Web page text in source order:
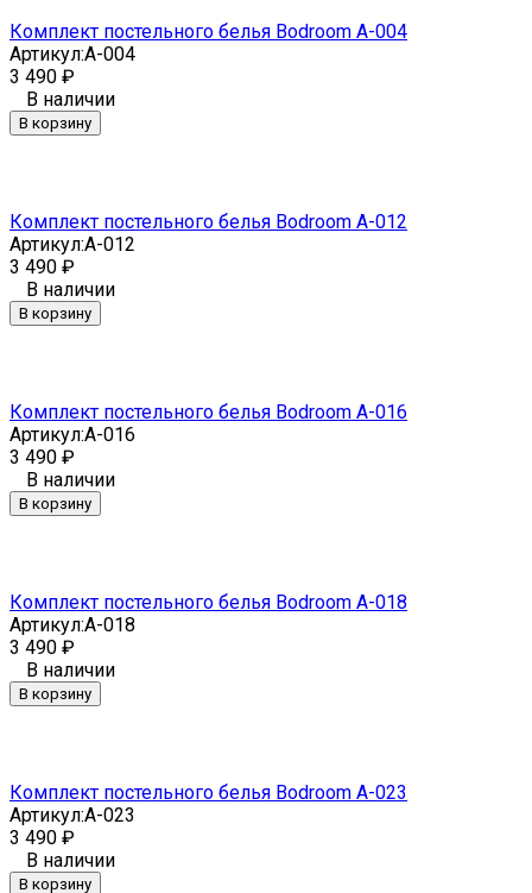
Комплект постельного белья Bodroom A-004
Артикул:A-004
3 490 ₽
В наличии
В корзину
Комплект постельного белья Bodroom A-012
Артикул:A-012
3 490 ₽
В наличии
В корзину
Комплект постельного белья Bodroom A-016
Артикул:A-016
3 490 ₽
В наличии
В корзину
Комплект постельного белья Bodroom A-018
Артикул:A-018
3 490 ₽
В наличии
В корзину
Комплект постельного белья Bodroom A-023
Артикул:A-023
3 490 ₽
В наличии
В корзину